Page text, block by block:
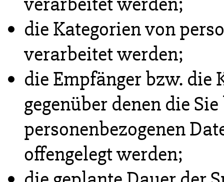
die Kategorien von
verarbeitet werden;
die Empfänger bzw. die
gegenüber denen die
personenbezogenen
offengelegt werden;